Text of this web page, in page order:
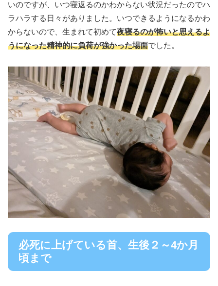
いのですが、いつ寝返るのかわからない状況だったのでハ
ラハラする日々がありました。いつできるようになるかわ
からないので、生まれて初めて夜寝るのが怖いと思えるよ
うになった精神的に負荷が強かった場面でした。
必死に上げている首、生後２～4か月
頃まで